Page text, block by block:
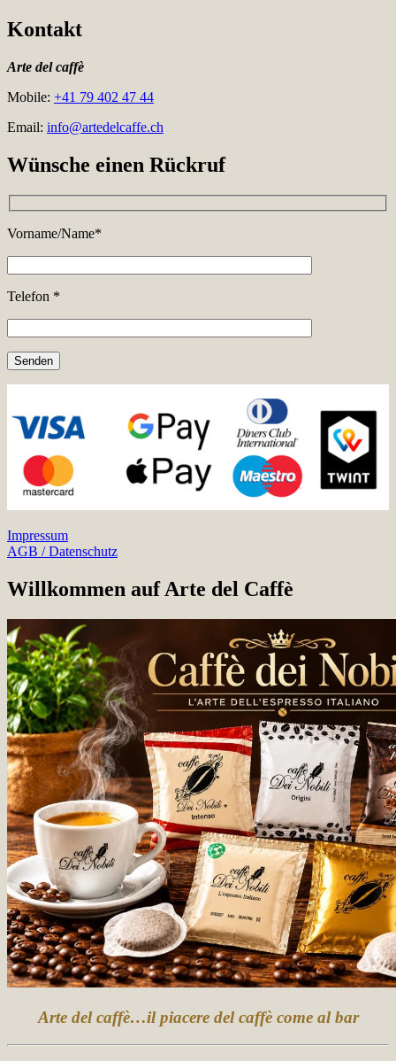
Kontakt
Arte del caffè
Mobile: +41 79 402 47 44
Email: info@artedelcaffe.ch
Wünsche einen Rückruf
Vorname/Name*
Telefon *
Impressum
AGB / Datenschutz
Willkommen auf Arte del Caffè
Arte del caffè…il piacere del caffè come al bar